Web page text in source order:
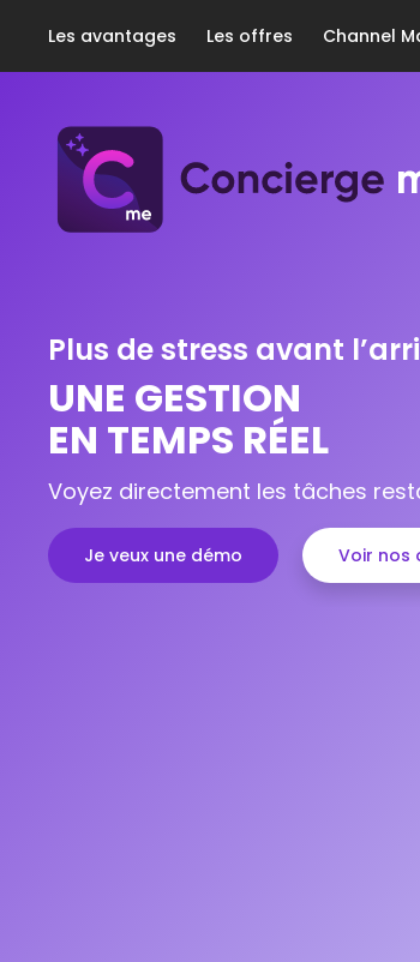
Les avantages Les offres Channel
Plus de stress avant
UNE GESTION
EN TEMPS RÉEL
Voyez directement les tâches
Je veux une démo Voir nos